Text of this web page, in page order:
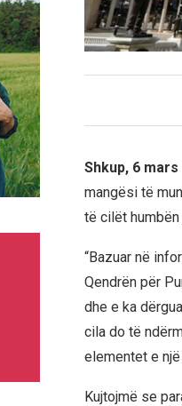
Shkup, 6 mars
mangësi të
të cilët
“Bazuar në
Qendrën për
dhe e ka
cila do të
elementet e
Kujtojmë se